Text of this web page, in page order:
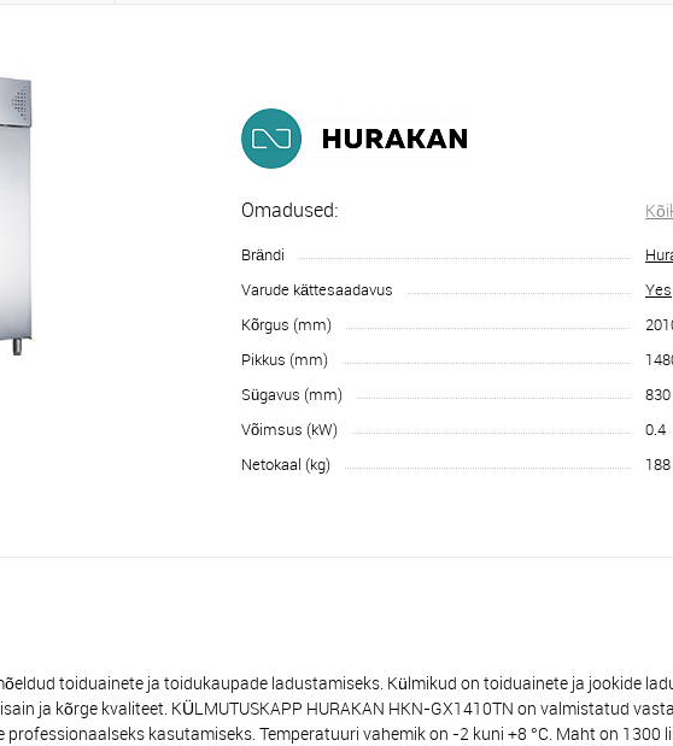
Omadused:
Brändi
Varude kättesaadavus
Yes
Kõrgus (mm)
Pikkus (mm)
Sügavus (mm)
830
Võimsus (kW)
0.4
Netokaal (kg)
188
toiduainete ja toidukaupade ladustamiseks. Külmikud on toiduainete ja jookide
ja kõrge kvaliteet. KÜLMUTUSKAPP HURAKAN HKN-GX1410TN on valmistatud
kasutamiseks. Temperatuuri vahemik on -2 kuni +8 °С. Maht on 1300